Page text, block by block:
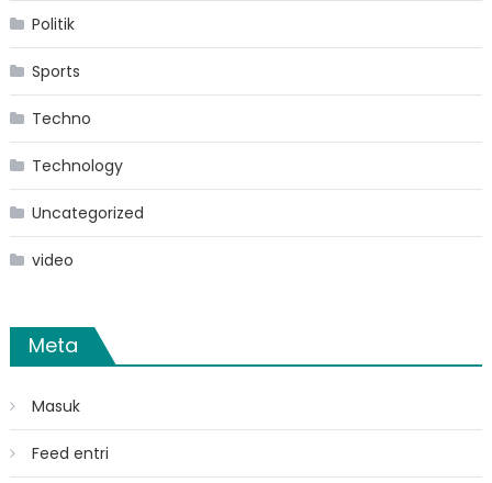
Politik
Sports
Techno
Technology
Uncategorized
video
Meta
Masuk
Feed entri